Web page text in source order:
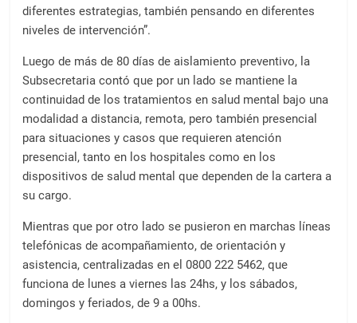
diferentes estrategias, también pensando en diferentes
niveles de intervención”.
Luego de más de 80 días de aislamiento preventivo, la
Subsecretaria contó que por un lado se mantiene la
continuidad de los tratamientos en salud mental bajo una
modalidad a distancia, remota, pero también presencial
para situaciones y casos que requieren atención
presencial, tanto en los hospitales como en los
dispositivos de salud mental que dependen de la cartera a
su cargo.
Mientras que por otro lado se pusieron en marchas líneas
telefónicas de acompañamiento, de orientación y
asistencia, centralizadas en el 0800 222 5462, que
funciona de lunes a viernes las 24hs, y los sábados,
domingos y feriados, de 9 a 00hs.